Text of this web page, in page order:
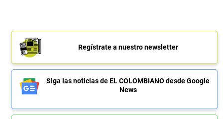
Regístrate a nuestro newsletter
Siga las noticias de EL COLOMBIANO desde Google
News